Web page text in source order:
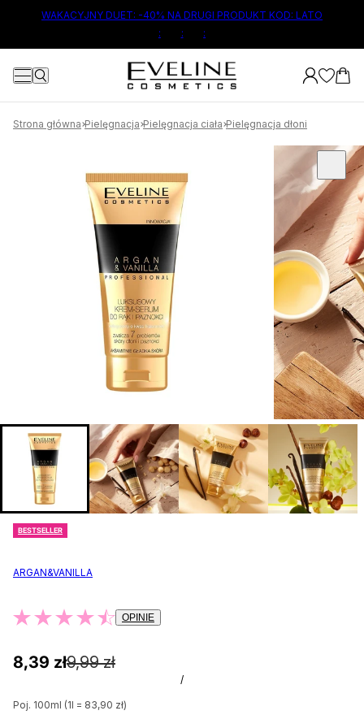
TREŚCI
WAKACYJNY DUET: -40% NA DRUGI PRODUKT KOD: LATO
:
: :
Strona główna Pielęgnacja Pielęgnacja ciała Pielęgnacja dłoni
BESTSELLER
ARGAN&VANILLA
OPINIE
8,39 zł9,99 zł
/
Poj. 100ml (1l = 83,90 zł)